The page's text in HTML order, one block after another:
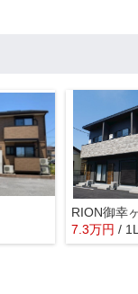
RION御幸
7.3万円 /